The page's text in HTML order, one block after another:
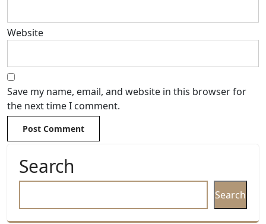
Website
Save my name, email, and website in this browser for
the next time I comment.
Search
Search